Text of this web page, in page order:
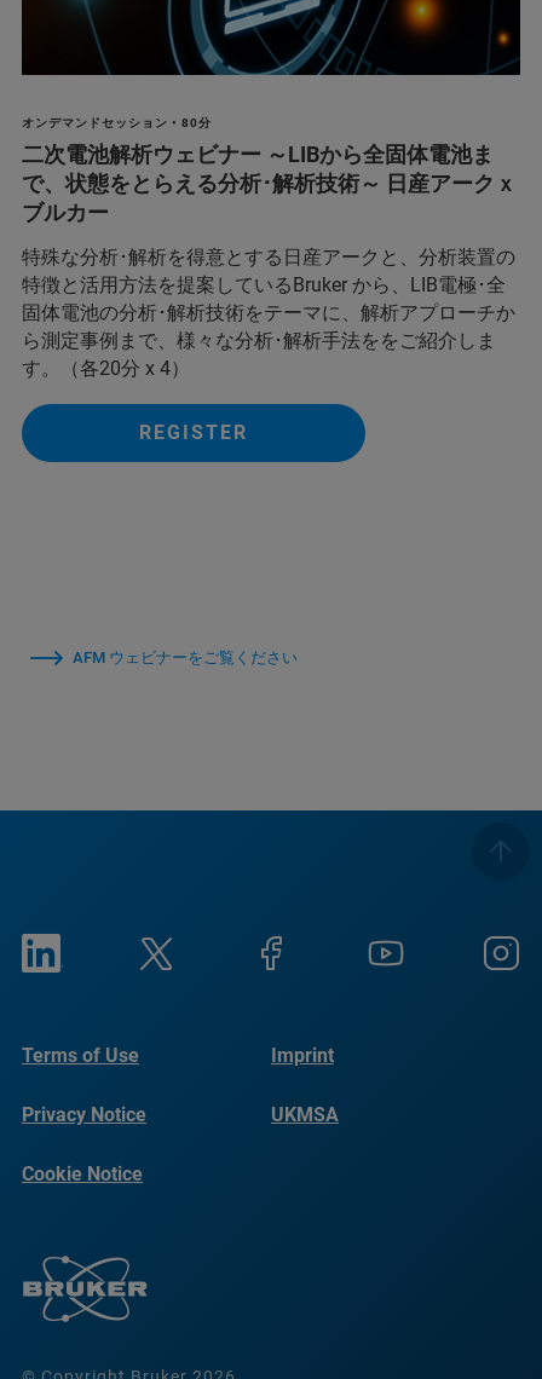
オンデマンドセッション • 80分
二次電池解析ウェビナー ～LIBから全固体電池ま
で、状態をとらえる分析･解析技術～ 日産アークｘ
ブルカー
特殊な分析･解析を得意とする日産アークと、分析装置の
特徴と活用方法を提案しているBruker から、LIB電極･全
固体電池の分析･解析技術をテーマに、解析アプローチか
ら測定事例まで、様々な分析･解析手法ををご紹介しま
す。（各20分 x 4）
REGISTER
AFM ウェビナーをご覧ください
Terms of Use Imprint
Privacy Notice UKMSA
Cookie Notice